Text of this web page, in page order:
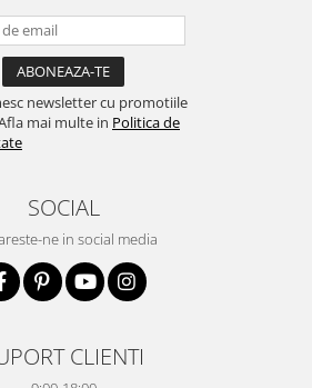
newsletter cu promotiile
mai multe in Politica de
SOCIAL
ne in social media
CLIENTI